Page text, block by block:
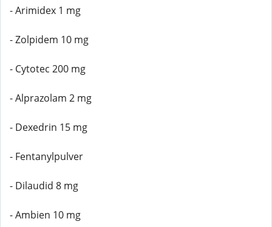
- Arimidex 1 mg
- Zolpidem 10 mg
- Cytotec 200 mg
- Alprazolam 2 mg
- Dexedrin 15 mg
- Fentanylpulver
- Dilaudid 8 mg
- Ambien 10 mg